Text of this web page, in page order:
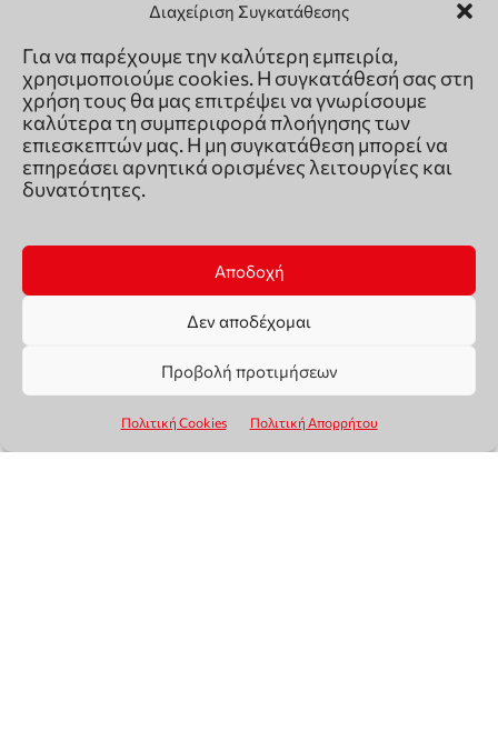
Διαχείριση Συγκατάθεσης
Για να παρέχουμε την καλύτερη εμπειρία,
χρησιμοποιούμε cookies. Η συγκατάθεσή σας στη
χρήση τους θα μας επιτρέψει να γνωρίσουμε
καλύτερα τη συμπεριφορά πλοήγησης των
επιεσκεπτών μας. Η μη συγκατάθεση μπορεί να
επηρεάσει αρνητικά ορισμένες λειτουργίες και
δυνατότητες.
Αποδοχή
Δεν αποδέχομαι
Προβολή προτιμήσεων
Πολιτική Cookies Πολιτική Απορρήτου